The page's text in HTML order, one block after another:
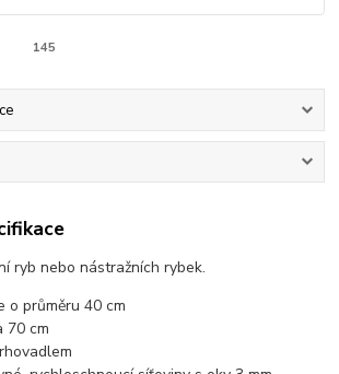
145
ryb nebo nástražních rybek.
o průměru 40 cm
70 cm